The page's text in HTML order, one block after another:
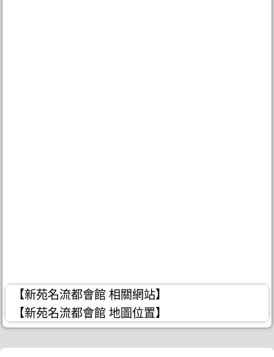
【新苑名流都會館 相關網站】
【新苑名流都會館 地圖位置】